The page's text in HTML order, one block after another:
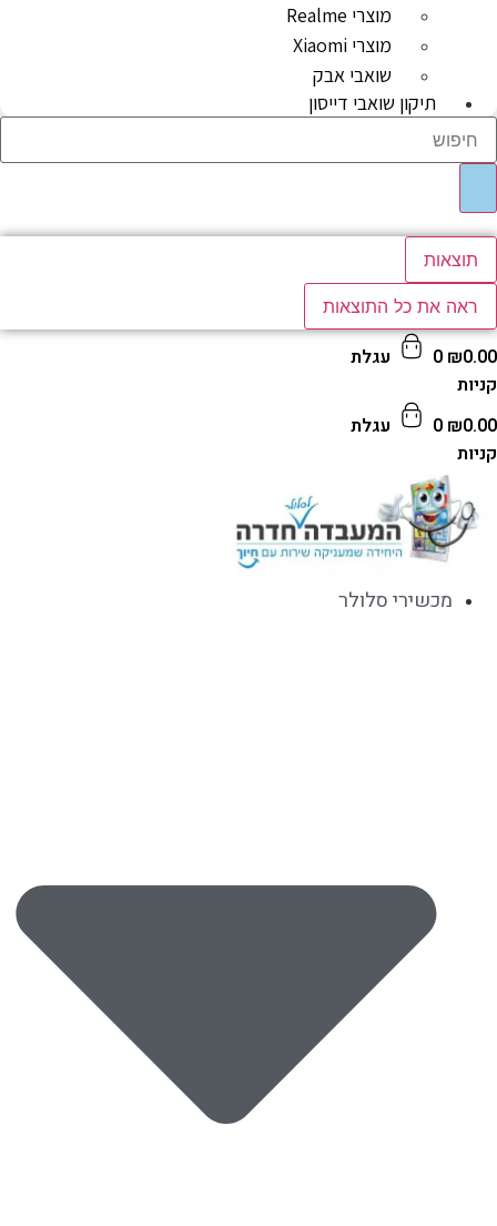
מוצרי Realme
מוצרי Xiaomi
שואבי אבק
תיקון שואבי דייסון
תוצאות
ראה את כל התוצאות
₪
0
עגלת
₪
0
עגלת
מכשירי סלולר